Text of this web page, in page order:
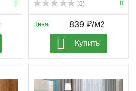
(0)
Цена: 839 ₽/м2
Купить